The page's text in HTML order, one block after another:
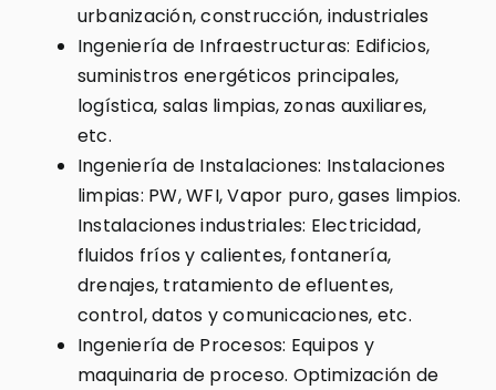
urbanización, construcción, industriales
Ingeniería de Infraestructuras: Edificios,
suministros energéticos principales,
logística, salas limpias, zonas auxiliares,
etc.
Ingeniería de Instalaciones: Instalaciones
limpias: PW, WFI, Vapor puro, gases limpios.
Instalaciones industriales: Electricidad,
fluidos fríos y calientes, fontanería,
drenajes, tratamiento de efluentes,
control, datos y comunicaciones, etc.
Ingeniería de Procesos: Equipos y
maquinaria de proceso. Optimización de